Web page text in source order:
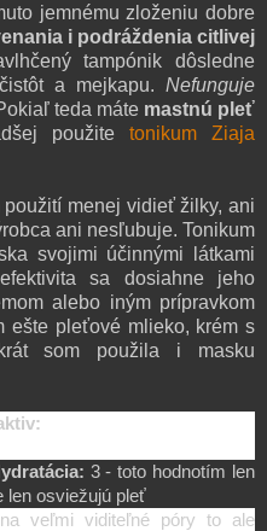
jemnému zloženiudobre
i podráždenia citlivej
tampónikdôsledne
ôt a mejkapu.Nefunguje
teda máte mastnú pleť
použite tonikum Ziaja
použití menej vidieťžilky, ani
ani nesľubuje. Tonikum
svojimi účinnými látkami
ta sa dosiahne jeho
alebo iným prípravkom
ešte pleťové mlieko, krém s
som použila i masku
3 - toto hodnotím len
len osviežujú pleť
veľmi viditeľné póry to ale